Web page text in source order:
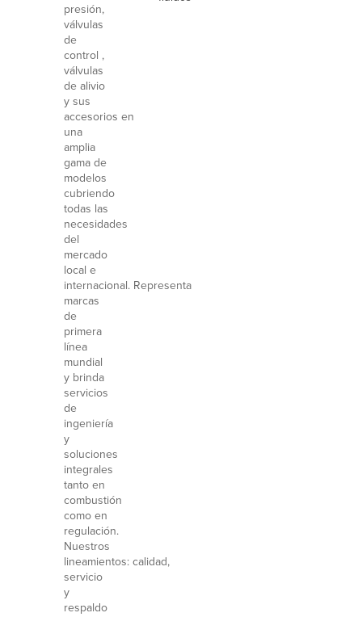
presión,
válvulas
de
control ,
válvulas
de alivio
y sus
accesorios en
una
amplia
gama de
modelos
cubriendo
todas las
necesidades
del
mercado
local e
internacional. Representa
marcas
de
primera
línea
mundial
y brinda
servicios
de
ingeniería
y
soluciones
integrales
tanto en
combustión
como en
regulación.
Nuestros
lineamientos: calidad,
servicio
y
respaldo